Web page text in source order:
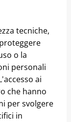
tecniche,
o la
personali
ai
che hanno
per svolgere
in